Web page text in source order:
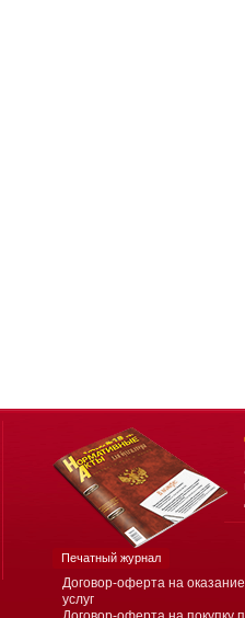
Договор-оферта на
услуг
Печатный журнал